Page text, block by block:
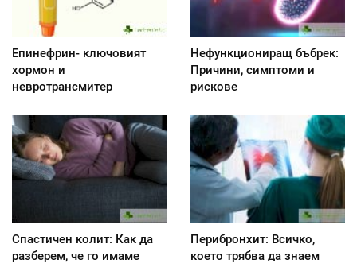
Епинефрин- ключовият
хормон и
невротрансмитер
Нефункциониращ бъбрек:
Причини, симптоми и
рискове
Спастичен колит: Как да
разберем, че го имаме
Перибронхит: Всичко,
което трябва да знаем